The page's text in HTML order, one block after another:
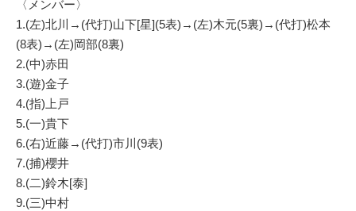
〈メンバー〉
1.(左)北川→(代打)山下[星](5表)→(左)木元(5裏)→(代打)松本
(8表)→(左)岡部(8裏)
2.(中)赤田
3.(遊)金子
4.(指)上戸
5.(一)貴下
6.(右)近藤→(代打)市川(9表)
7.(捕)櫻井
8.(二)鈴木[泰]
9.(三)中村